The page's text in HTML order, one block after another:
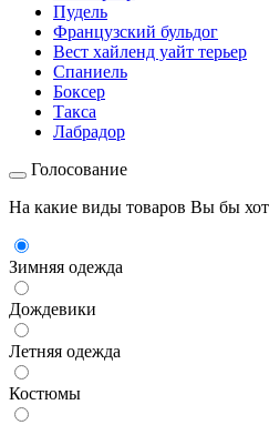
Пудель
Французский бульдог
Вест хайленд уайт терьер
Спаниель
Боксер
Такса
Лабрадор
Голосование
На какие виды товаров Вы бы
Зимняя одежда
Дождевики
Летняя одежда
Костюмы